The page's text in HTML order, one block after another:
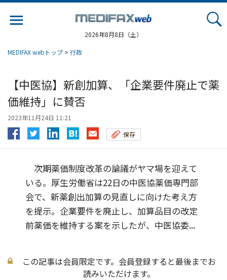
2026年8月8日（土）
MEDIFAX webトップ > 行政
【中医協】新創加算、「企業要件廃止で薬
価維持」に賛否
2023年11月24日 11:21
保存
次期薬価制度改革の論議がヤマ場を迎えて
いる。厚生労働省は22日の中医協薬価専門部
会で、新薬創出加算の見直しに向けた考え方
を提示。企業要件を廃止し、加算品目の改定
前薬価を維持する案を示したが、中医協委...
この記事は会員限定です。会員登録すると最後までお
読みいただけます。